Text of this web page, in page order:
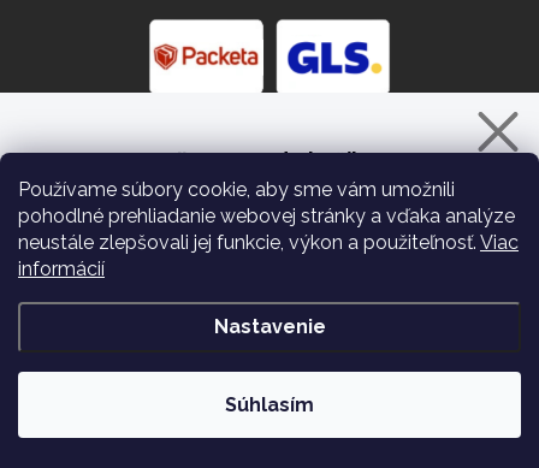
Používame súbory cookie, aby sme vám umožnili
pohodlné prehliadanie webovej stránky a vďaka analýze
neustále zlepšovali jej funkcie, výkon a použiteľnosť. Viac
informácií
Nastavenie
Súhlasím
KONTAKT
https://www.facebook.com/vlasmejkershop/
Zľava 10% do košíka
Zásady zpracování osobních údajů